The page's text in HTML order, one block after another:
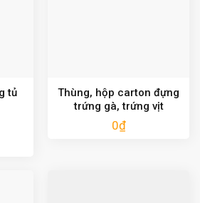
tủ
Thùng, hộp carton đựng
trứng gà, trứng vịt
0₫